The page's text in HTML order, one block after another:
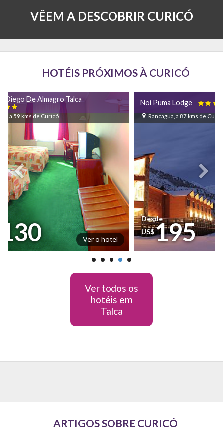
VÊEM A DESCOBRIR CURICÓ
HOTÉIS PRÓXIMOS À CURICÓ
Diego De Almagro Talca
a 59 kms de Curicó
Ver o hotel
130
Noi Puma Lodge
Rancagua, a 87 kms de
Desde
US$195
Ver todos os
hotéis em
Talca
ARTIGOS SOBRE CURICÓ